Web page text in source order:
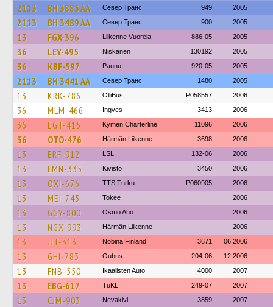
2113 BH 3885 AA Север Транс 949 2005
2113 BH 3489 AA Север Транс 900 2005
13 FGX-396 Liikenne Vuorela 886-05 2005
36 LEY-495 Niskanen 130192 2005
36 KBF-597 Paunu 920-05 2005
2113 BH 3441 AA Север Транс 1480 2005
13 KRK-786 OlliBus P058557 2006
36 MLM-466 Ingves 3413 2006
36 EGT-415 Kymen Charterline 11096 2006
36 OTO-476 Härmän Liikenne 3698 2006
13 ERF-912 LSL 132-06 2006
13 LMN-335 Kivistö 3450 2006
13 OXI-676 TTS Turku P060905 2006
13 MEI-745 Tokee 2006
13 GGY-800 Osmo Aho 2006
13 NGX-993 Härmän Liikenne 2006
13 JJT-313 Nobina Finland 3671 06.2006
13 GHI-783 Oubus 204-06 12.2006
13 FNB-550 Ikaalisten Auto 4000 2007
13 EBG-617 TuKL 249-07 2007
13 CJM-903 Nevakivi 3859 2007